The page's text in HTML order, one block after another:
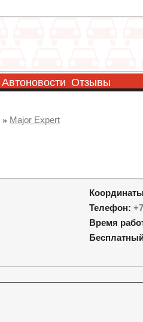
Автоновости Отзывы
» Major Expert
Телефон:
Время